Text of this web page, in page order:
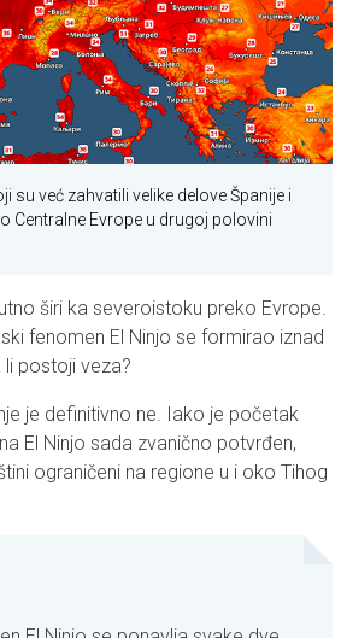
su već zahvatili velike delove Španije i
Centralne Evrope u drugoj polovini
širi ka severoistoku preko Evrope.
fenomen El Ninjo se formirao iznad
postoji veza?
je definitivno ne. Iako je početak
El Ninjo sada zvanično potvrđen,
ograničeni na regione u i oko Tihog